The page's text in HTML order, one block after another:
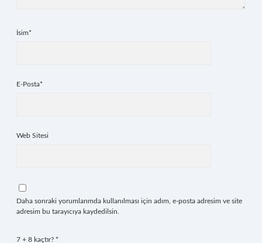
İsim*
E-Posta*
Web Sitesi
Daha sonraki yorumlarımda kullanılması için adım, e-posta adresim ve site
adresim bu tarayıcıya kaydedilsin.
7 + 8 kaçtır? *